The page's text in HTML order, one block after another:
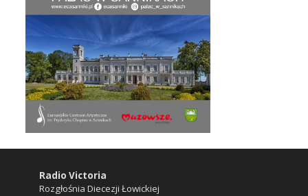
Radio Victoria
Rozgłośnia Diecezji Łowickiej